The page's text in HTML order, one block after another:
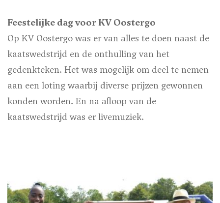
Feestelijke dag voor KV Oostergo
Op KV Oostergo was er van alles te doen naast de
kaatswedstrijd en de onthulling van het
gedenkteken. Het was mogelijk om deel te nemen
aan een loting waarbij diverse prijzen gewonnen
konden worden. En na afloop van de
kaatswedstrijd was er livemuziek.